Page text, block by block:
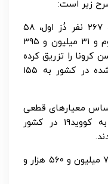
زیر است:
«تا کنون ۶۵ میلیون و ۱۴۹ هزار و ۲۶۷ نفر دُز اول، ۵۸
میلیون و ۵۶۰ هزار و ۳۹۶ نفر دُز دوم و ۳۱ میلیون و ۳۹۵
کرونا را تزریق کرده
اند و مجموع واکسن های تزریق شده در کشور به ۱۵۵
۱ دی ماه ۱۴۰۱ و بر اساس معیارهای قطعی
تشخیصی، ۳۸ بیمار جدید مبتلا به کووید۱۹ در کشور
مجموع بیماران کووید۱۹ در کشور به ۷ میلیون و ۵۶۰ هزار و